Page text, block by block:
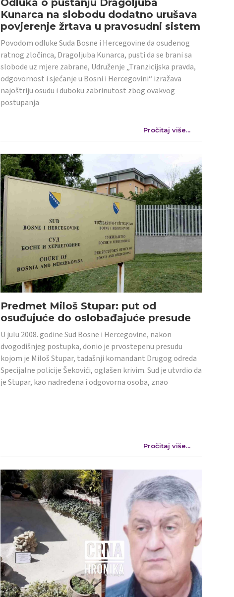
Kunarca na slobodu dodatno urušava
povjerenje žrtava u pravosudni sistem
Povodom odluke Suda Bosne i Hercegovine da osuđenog
ratnog zločinca, Dragoljuba Kunarca, pusti da se brani sa
slobode uz mjere zabrane, Udruženje „Tranzicijska pravda,
odgovornost i sjećanje u Bosni i Hercegovini“ izražava
najoštriju osudu i duboku zabrinutost zbog ovakvog
postupanja
Pročitaj više...
Predmet Miloš Stupar: put od
osuđujuće do oslobađajuće presude
U julu 2008. godine Sud Bosne i Hercegovine, nakon
dvogodišnjeg postupka, donio je prvostepenu presudu
kojom je Miloš Stupar, tadašnji komandant Drugog odreda
Specijalne policije Šekovići, oglašen krivim. Sud je utvrdio da
je Stupar, kao nadređena i odgovorna osoba, znao
Pročitaj više...